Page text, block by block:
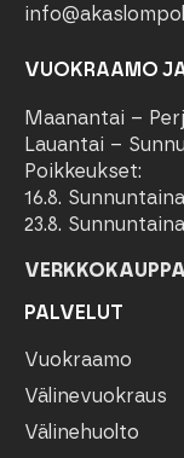
VUOKRAAMO
Maanantai –
Lauantai –
Poikkeukset:
16.8.
23.8.
PALVELUT
Vuokraamo
Välinevuokraus
Välinehuolto